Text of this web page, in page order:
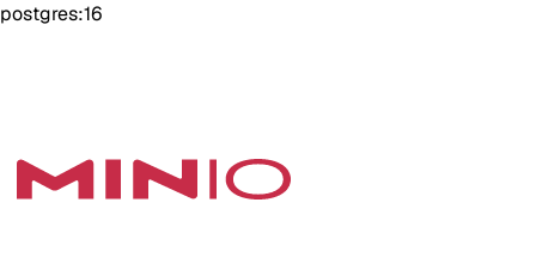
postgres:16